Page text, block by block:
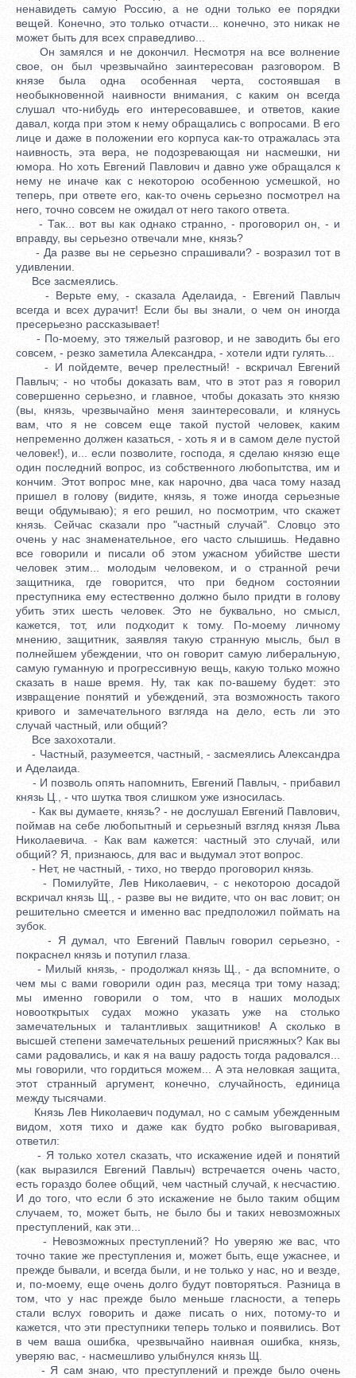
ненавидеть самую Россию, а не одни только ее порядки
вещей. Конечно, это только отчасти... конечно, это никак не
может быть для всех справедливо...
Он замялся и не докончил. Несмотря на все волнение
свое, он был чрезвычайно заинтересован разговором. В
князе была одна особенная черта, состоявшая в
необыкновенной наивности внимания, с каким он всегда
слушал что-нибудь его интересовавшее, и ответов, какие
давал, когда при этом к нему обращались с вопросами. В его
лице и даже в положении его корпуса как-то отражалась эта
наивность, эта вера, не подозревающая ни насмешки, ни
юмора. Но хоть Евгений Павлович и давно уже обращался к
нему не иначе как с некоторою особенною усмешкой, но
теперь, при ответе его, как-то очень серьезно посмотрел на
него, точно совсем не ожидал от него такого ответа.
- Так... вот вы как однако странно, - проговорил он, - и
вправду, вы серьезно отвечали мне, князь?
- Да разве вы не серьезно спрашивали? - возразил тот в
удивлении.
Все засмеялись.
- Верьте ему, - сказала Аделаида, - Евгений Павлыч
всегда и всех дурачит! Если бы вы знали, о чем он иногда
пресерьезно рассказывает!
- По-моему, это тяжелый разговор, и не заводить бы его
совсем, - резко заметила Александра, - хотели идти гулять...
- И пойдемте, вечер прелестный! - вскричал Евгений
Павлыч; - но чтобы доказать вам, что в этот раз я говорил
совершенно серьезно, и главное, чтобы доказать это князю
(вы, князь, чрезвычайно меня заинтересовали, и клянусь
вам, что я не совсем еще такой пустой человек, каким
непременно должен казаться, - хоть я и в самом деле пустой
человек!), и... если позволите, господа, я сделаю князю еще
один последний вопрос, из собственного любопытства, им и
кончим. Этот вопрос мне, как нарочно, два часа тому назад
пришел в голову (видите, князь, я тоже иногда серьезные
вещи обдумываю); я его решил, но посмотрим, что скажет
князь. Сейчас сказали про "частный случай". Словцо это
очень у нас знаменательное, его часто слышишь. Недавно
все говорили и писали об этом ужасном убийстве шести
человек этим... молодым человеком, и о странной речи
защитника, где говорится, что при бедном состоянии
преступника ему естественно должно было придти в голову
убить этих шесть человек. Это не буквально, но смысл,
кажется, тот, или подходит к тому. По-моему личному
мнению, защитник, заявляя такую странную мысль, был в
полнейшем убеждении, что он говорит самую либеральную,
самую гуманную и прогрессивную вещь, какую только можно
сказать в наше время. Ну, так как по-вашему будет: это
извращение понятий и убеждений, эта возможность такого
кривого и замечательного взгляда на дело, есть ли это
случай частный, или общий?
Все захохотали.
- Частный, разумеется, частный, - засмеялись Александра
и Аделаида.
- И позволь опять напомнить, Евгений Павлыч, - прибавил
князь Ц., - что шутка твоя слишком уже износилась.
- Как вы думаете, князь? - не дослушал Евгений Павлович,
поймав на себе любопытный и серьезный взгляд князя Льва
Николаевича. - Как вам кажется: частный это случай, или
общий? Я, признаюсь, для вас и выдумал этот вопрос.
- Нет, не частный, - тихо, но твердо проговорил князь.
- Помилуйте, Лев Николаевич, - с некоторою досадой
вскричал князь Щ., - разве вы не видите, что он вас ловит; он
решительно смеется и именно вас предположил поймать на
зубок.
- Я думал, что Евгений Павлыч говорил серьезно, -
покраснел князь и потупил глаза.
- Милый князь, - продолжал князь Щ., - да вспомните, о
чем мы с вами говорили один раз, месяца три тому назад;
мы именно говорили о том, что в наших молодых
новооткрытых судах можно указать уже на столько
замечательных и талантливых защитников! А сколько в
высшей степени замечательных решений присяжных? Как вы
сами радовались, и как я на вашу радость тогда радовался...
мы говорили, что гордиться можем... А эта неловкая защита,
этот странный аргумент, конечно, случайность, единица
между тысячами.
Князь Лев Николаевич подумал, но с самым убежденным
видом, хотя тихо и даже как будто робко выговаривая,
ответил:
- Я только хотел сказать, что искажение идей и понятий
(как выразился Евгений Павлыч) встречается очень часто,
есть гораздо более общий, чем частный случай, к несчастию.
И до того, что если б это искажение не было таким общим
случаем, то, может быть, не было бы и таких невозможных
преступлений, как эти...
- Невозможных преступлений? Но уверяю же вас, что
точно такие же преступления и, может быть, еще ужаснее, и
прежде бывали, и всегда были, и не только у нас, но и везде,
и, по-моему, еще очень долго будут повторяться. Разница в
том, что у нас прежде было меньше гласности, а теперь
стали вслух говорить и даже писать о них, потому-то и
кажется, что эти преступники теперь только и появились. Вот
в чем ваша ошибка, чрезвычайно наивная ошибка, князь,
уверяю вас, - насмешливо улыбнулся князь Щ.
- Я сам знаю, что преступлений и прежде было очень